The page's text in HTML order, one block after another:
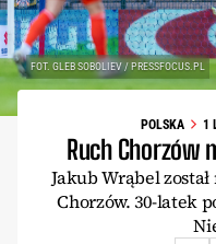
FOT. GLEB SOBOLIEV / PRESSFOCUS.PL
POLSKA 1
Ruch Chorzów
Jakub Wrąbel
Chorzów. 30-latek